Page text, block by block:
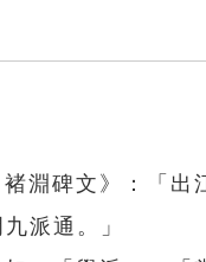
淵碑文》：「
派通。」